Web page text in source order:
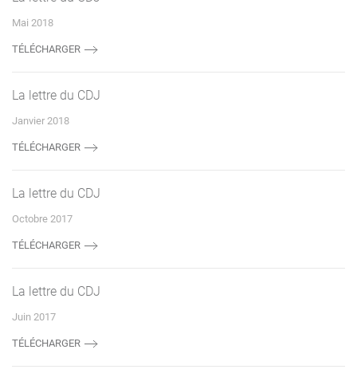
Mai 2018
TÉLÉCHARGER
La lettre du CDJ
Janvier 2018
TÉLÉCHARGER
La lettre du CDJ
Octobre 2017
TÉLÉCHARGER
La lettre du CDJ
Juin 2017
TÉLÉCHARGER